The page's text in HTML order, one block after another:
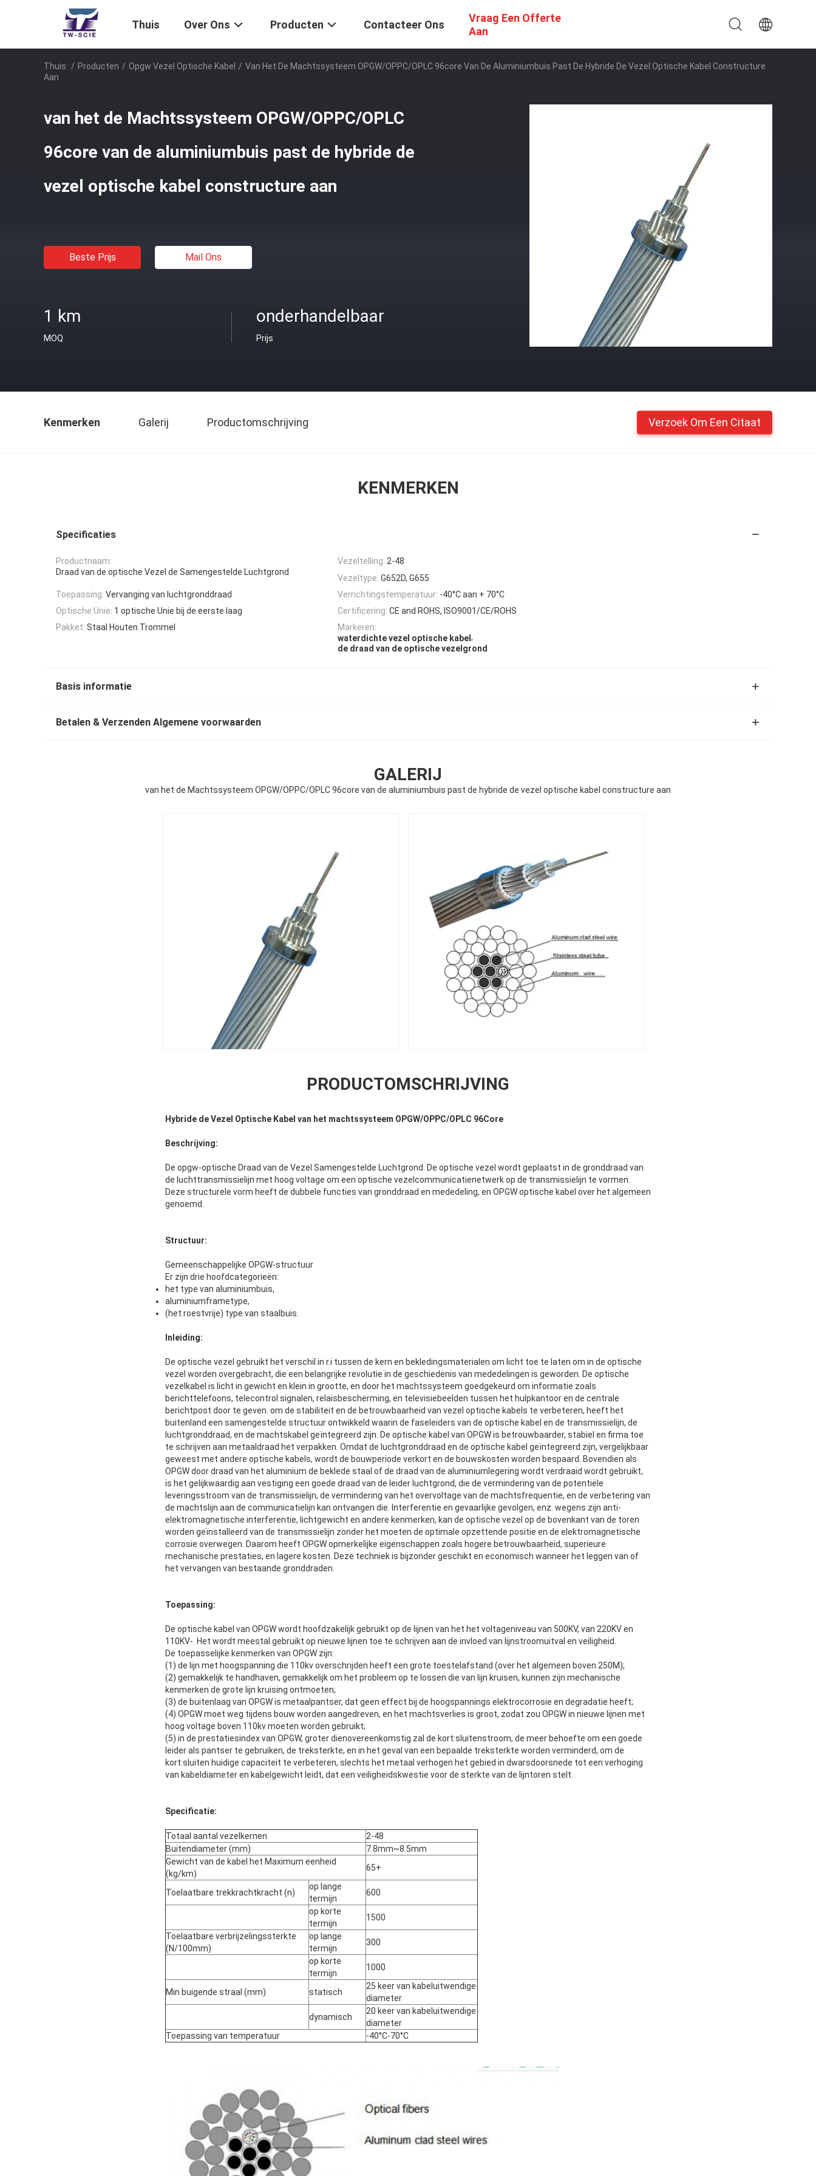
Thuis Over Ons Producten Contacteer Ons
Vraag Een Offerte
Aan
Thuis / Producten / Opgw Vezel Optische Kabel / Van Het De Machtssysteem OPGW/OPPC/OPLC 96core Van De Aluminiumbuis Past De Hybride De Vezel Optische Kabel Constructure
Aan
van het de Machtssysteem OPGW/OPPC/OPLC
96core van de aluminiumbuis past de hybride de
vezel optische kabel constructure aan
Beste Prijs Mail Ons
1 km
MOQ
onderhandelbaar
Prijs
Kenmerken Galerij Productomschrijving Verzoek Om Een Citaat
KENMERKEN
Specificaties
Productnaam:
Draad van de optische Vezel de Samengestelde Luchtgrond
Vezeltelling: 2-48
Vezeltype: G652D, G655
Toepassing: Vervanging van luchtgronddraad Verrichtingstemperatuur: -40°C aan + 70°C
Optische Unie: 1 optische Unie bij de eerste laag Certificering: CE and ROHS, ISO9001/CE/ROHS
Pakket: Staal Houten Trommel
Markeren:
waterdichte vezel optische kabel ,
de draad van de optische vezelgrond
Basis informatie
Betalen & Verzenden Algemene voorwaarden
GALERIJ
van het de Machtssysteem OPGW/OPPC/OPLC 96core van de aluminiumbuis past de hybride de vezel optische kabel constructure aan
PRODUCTOMSCHRIJVING
Hybride de Vezel Optische Kabel van het machtssysteem OPGW/OPPC/OPLC 96Core
Beschrijving:
De opgw-optische Draad van de Vezel Samengestelde Luchtgrond. De optische vezel wordt geplaatst in de gronddraad van
de luchttransmissielijn met hoog voltage om een optische vezelcommunicatienetwerk op de transmissielijn te vormen.
Deze structurele vorm heeft de dubbele functies van gronddraad en mededeling, en OPGW optische kabel over het algemeen
genoemd.
Structuur:
Gemeenschappelijke OPGW-structuur
Er zijn drie hoofdcategorieën:
het type van aluminiumbuis,
aluminiumframetype,
(het roestvrije) type van staalbuis.
Inleiding:
De optische vezel gebruikt het verschil in r.i tussen de kern en bekledingsmaterialen om licht toe te laten om in de optische
vezel worden overgebracht, die een belangrijke revolutie in de geschiedenis van mededelingen is geworden. De optische
vezelkabel is licht in gewicht en klein in grootte, en door het machtssysteem goedgekeurd om informatie zoals
berichttelefoons, telecontrol signalen, relaisbescherming, en televisiebeelden tussen het hulpkantoor en de centrale
berichtpost door te geven. om de stabiliteit en de betrouwbaarheid van vezel optische kabels te verbeteren, heeft het
buitenland een samengestelde structuur ontwikkeld waarin de faseleiders van de optische kabel en de transmissielijn, de
luchtgronddraad, en de machtskabel geïntegreerd zijn. De optische kabel van OPGW is betrouwbaarder, stabiel en firma toe
te schrijven aan metaaldraad het verpakken. Omdat de luchtgronddraad en de optische kabel geïntegreerd zijn, vergelijkbaar
geweest met andere optische kabels, wordt de bouwperiode verkort en de bouwskosten worden bespaard. Bovendien als
OPGW door draad van het aluminium de beklede staal of de draad van de aluminiumlegering wordt verdraaid wordt gebruikt,
is het gelijkwaardig aan vestiging een goede draad van de leider luchtgrond, die de vermindering van de potentiële
leveringsstroom van de transmissielijn, de vermindering van het overvoltage van de machtsfrequentie, en de verbetering van
de machtslijn aan de communicatielijn kan ontvangen die. Interferentie en gevaarlijke gevolgen, enz. wegens zijn anti-
elektromagnetische interferentie, lichtgewicht en andere kenmerken, kan de optische vezel op de bovenkant van de toren
worden geïnstalleerd van de transmissielijn zonder het moeten de optimale opzettende positie en de elektromagnetische
corrosie overwegen. Daarom heeft OPGW opmerkelijke eigenschappen zoals hogere betrouwbaarheid, superieure
mechanische prestaties, en lagere kosten. Deze techniek is bijzonder geschikt en economisch wanneer het leggen van of
het vervangen van bestaande gronddraden.
Toepassing:
De optische kabel van OPGW wordt hoofdzakelijk gebruikt op de lijnen van het het voltageniveau van 500KV, van 220KV en
110KV-. Het wordt meestal gebruikt op nieuwe lijnen toe te schrijven aan de invloed van lijnstroomuitval en veiligheid.
De toepasselijke kenmerken van OPGW zijn:
(1) de lijn met hoogspanning die 110kv overschrijden heeft een grote toestelafstand (over het algemeen boven 250M);
(2) gemakkelijk te handhaven, gemakkelijk om het probleem op te lossen die van lijn kruisen, kunnen zijn mechanische
kenmerken de grote lijn kruising ontmoeten;
(3) de buitenlaag van OPGW is metaalpantser, dat geen effect bij de hoogspannings elektrocorrosie en degradatie heeft;
(4) OPGW moet weg tijdens bouw worden aangedreven, en het machtsverlies is groot, zodat zou OPGW in nieuwe lijnen met
hoog voltage boven 110kv moeten worden gebruikt;
(5) in de prestatiesindex van OPGW, groter dienovereenkomstig zal de kort:sluitenstroom, de meer behoefte om een goede
leider als pantser te gebruiken, de treksterkte, en in het geval van een bepaalde treksterkte worden verminderd, om de
kort:sluiten huidige capaciteit te verbeteren, slechts het metaal verhogen het gebied in dwarsdoorsnede tot een verhoging
van kabeldiameter en kabelgewicht leidt, dat een veiligheidskwestie voor de sterkte van de lijntoren stelt.
Specificatie:
Totaal aantal vezelkernen
2-48
Buitendiameter (mm)
7.8mm~8.5mm
Gewicht van de kabel het Maximum eenheid
(kg/km)
65+
Toelaatbare trekkrachtkracht (n)
op lange
termijn
600
op korte
termijn
1500
Toelaatbare verbrijzelingssterkte
(N/100mm)
op lange
termijn
300
op korte
termijn
1000
Min buigende straal (mm) statisch
25 keer van kabeluitwendige
diameter
dynamisch
20 keer van kabeluitwendige
diameter
Toepassing van temperatuur
-40°C-70°C